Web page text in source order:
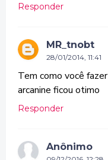
Responder
MR_tnobt
28/01/2014, 11:41
Tem como você
arcanine ficou otimo
Responder
Anônimo